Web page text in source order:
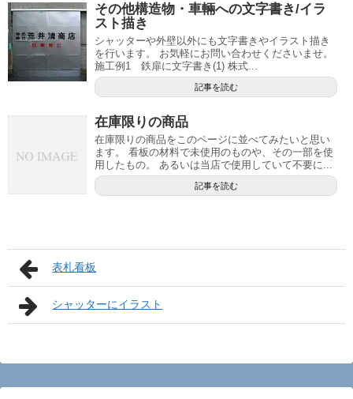
その他構造物・車輛への文字書き/イラ
スト描き
シャッターや外壁以外にも文字書きやイラスト描き
を行います。 お気軽にお問い合わせくださいませ。
施工例1 鉄扉に文字書き(1) 株式...
記事を読む
在庫限りの商品
在庫限りの商品をこのページに並べてみたいと思い
ます。 看板の材料で未使用のものや、その一部を使
用したもの。 あるいは当店で使用していて不要に...
記事を読む
表札看板
シャッターにイラスト